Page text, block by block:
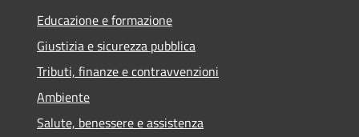
Educazione e formazione
Giustizia e sicurezza pubblica
Tributi, finanze e contravvenzioni
Ambiente
Salute, benessere e assistenza